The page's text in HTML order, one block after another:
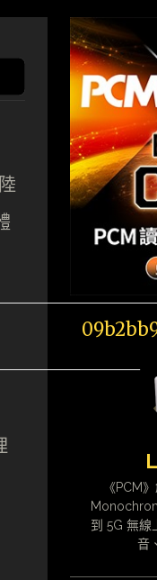
《PCM
到 5G 無線
音